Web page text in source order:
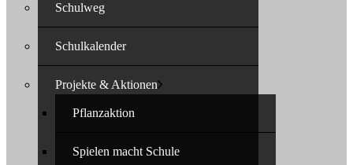
Schulweg
Schulkalender
Projekte & Aktionen
Pflanzaktion
Spielen macht Schule